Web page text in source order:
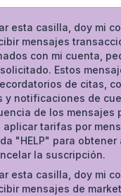
esta casilla, doy mi
mensajes
con mi cuenta,
Estos
de citas,
y notificaciones de
de los mensajes
aplicar tarifas por
"HELP" para obtener
la suscripción.
esta casilla, doy mi
mensajes de